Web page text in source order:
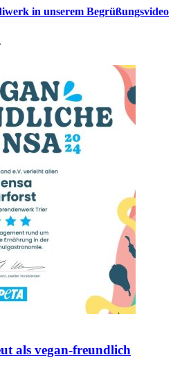
in unserem Begrüßungsvideo
als vegan-freundlich